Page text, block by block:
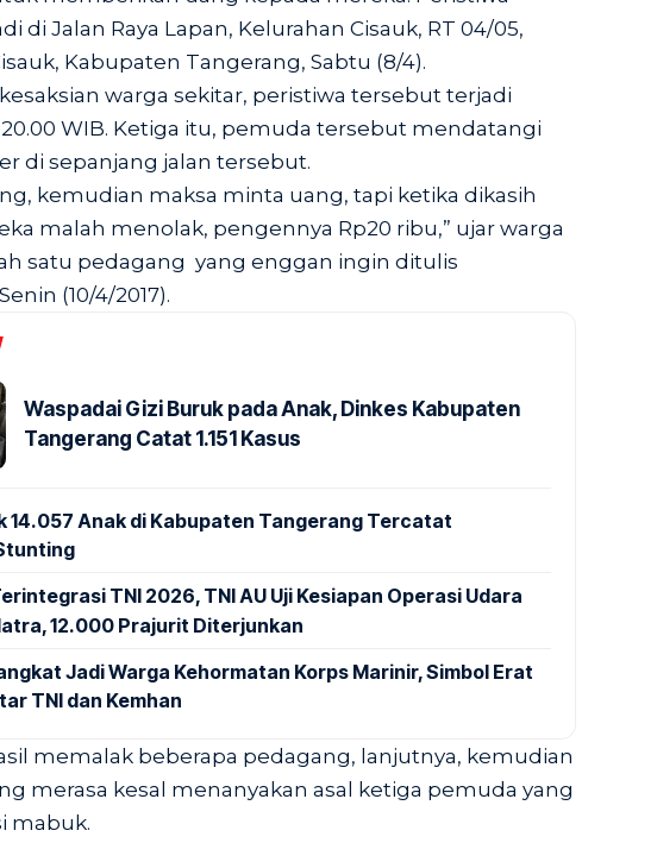
di Jalan Raya Lapan, Kelurahan Cisauk, RT 04/05,
Kabupaten Tangerang, Sabtu (8/4).
warga sekitar, peristiwa tersebut terjadi
WIB. Ketiga itu, pemuda tersebut mendatangi
di sepanjang jalan tersebut.
kemudian maksa minta uang, tapi ketika dikasih
malah menolak, pengennya Rp20 ribu,” ujar warga
satu pedagang yang enggan ingin ditulis
(10/4/2017).
Waspadai Gizi Buruk pada Anak, Dinkes Kabupaten
Tangerang Catat 1.151 Kasus
14.057 Anak di Kabupaten Tangerang Tercatat
TNI 2026, TNI AU Uji Kesiapan Operasi Udara
12.000 Prajurit Diterjunkan
Jadi Warga Kehormatan Korps Marinir, Simbol Erat
TNI dan Kemhan
memalak beberapa pedagang, lanjutnya, kemudian
merasa kesal menanyakan asal ketiga pemuda yang
mabuk.